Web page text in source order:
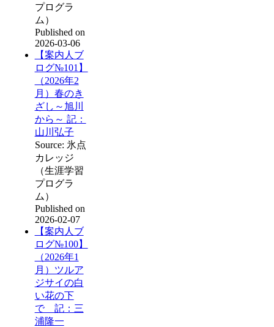
プログラ
ム）
Published on
2026-03-06
【案内人ブ
ログ№101】
（2026年2
月）春のき
ざし～旭川
から～ 記：
山川弘子
Source: 氷点
カレッジ
（生涯学習
プログラ
ム）
Published on
2026-02-07
【案内人ブ
ログ№100】
（2026年1
月）ツルア
ジサイの白
い花の下
で 記：三
浦隆一